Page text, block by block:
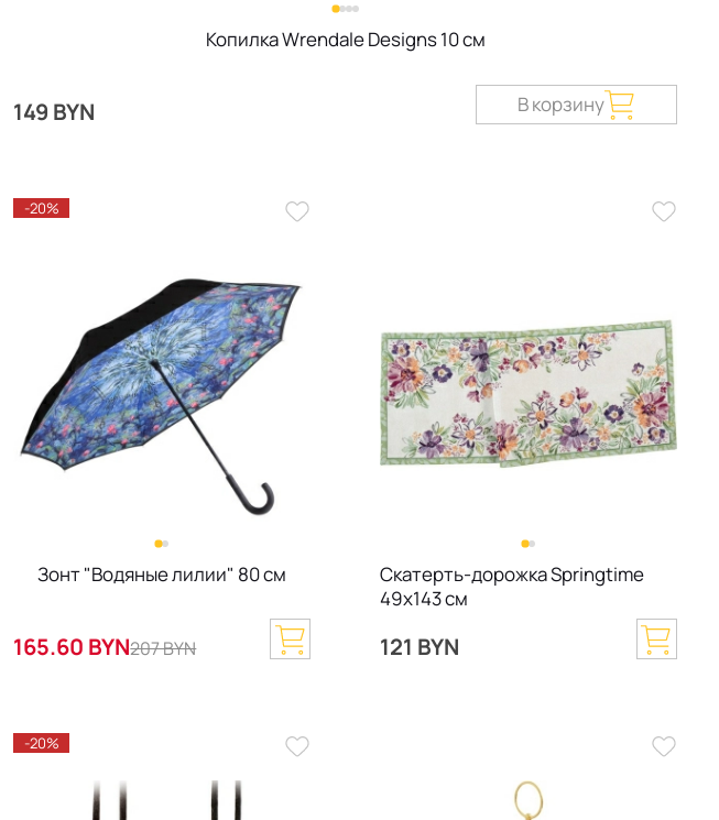
Копилка Wrendale Designs 10 см
149 BYN В корзину
-20%
Зонт "Водяные лилии" 80 см
165.60 BYN207 BYN
Скатерть-дорожка Springtime
49х143 см
121 BYN
-20%